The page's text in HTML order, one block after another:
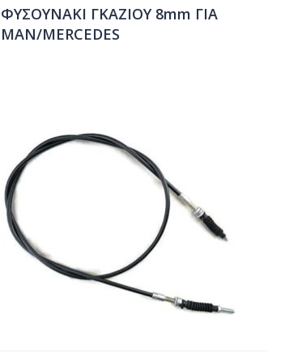
ΦΥΣΟΥΝΑΚΙ ΓΚΑΖΙΟΥ 8mm ΓΙΑ
ΜΑΝ/MERCEDES